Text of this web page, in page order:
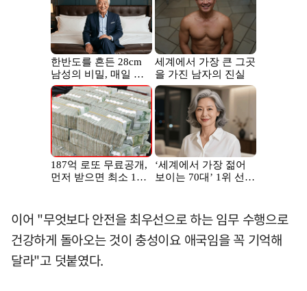
이어 "무엇보다 안전을 최우선으로 하는 임무 수행으로
건강하게 돌아오는 것이 충성이요 애국임을 꼭 기억해
달라"고 덧붙였다.